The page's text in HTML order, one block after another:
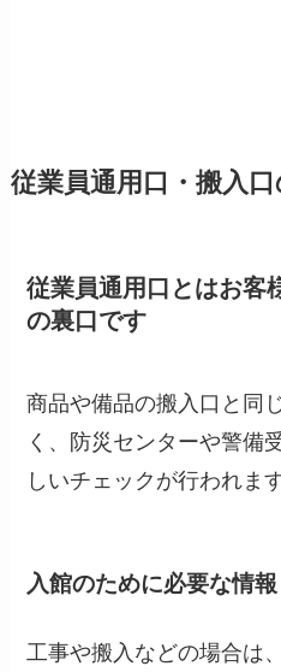
従業員通用口・搬入
従業員通用口とはお客
の裏口です
商品や備品の搬入口と同
く、防災センターや警備
しいチェックが行われます
入館のために必要な情報
工事や搬入などの場合は